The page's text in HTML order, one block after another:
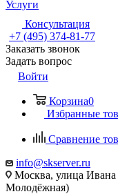
Услуги
Консультация
+7 (495) 374-81-77
Заказать звонок
Задать вопрос
Войти
Корзина0
Избранные
Сравнение
info@skserver.ru
Москва, улица
Молодёжная)